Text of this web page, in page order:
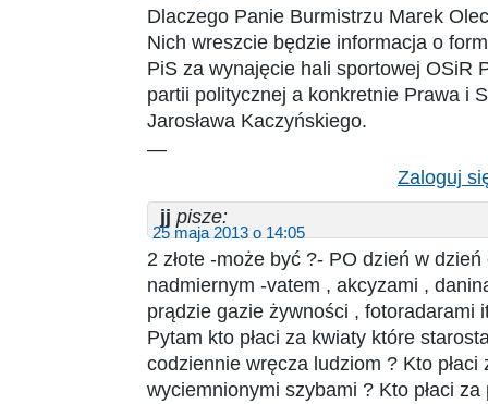
Dlaczego Panie Burmistrzu Marek
Nich wreszcie będzie informacja o
PiS za wynajęcie hali sportowej OSiR
partii politycznej a konkretnie Prawa i
Jarosława Kaczyńskiego.
—
Zaloguj
jj pisze:
25 maja 2013 o 14:05
2 złote -może być ?- PO dzień w
nadmiernym -vatem , akcyzami ,
prądzie gazie żywności , fotoradarami
Pytam kto płaci za kwiaty które
codziennie wręcza ludziom ? Kto płaci
wyciemnionymi szybami ? Kto płaci